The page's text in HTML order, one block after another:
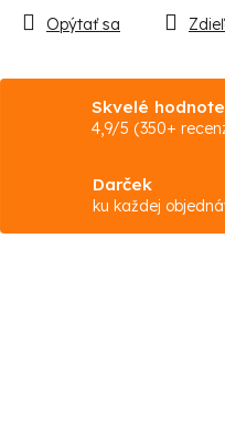
Skvelé
4,9/5 (350+
Darček
ku každej
Opýtať sa